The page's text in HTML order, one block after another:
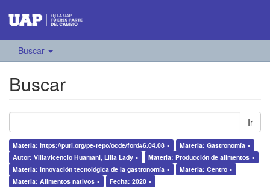
Buscar
Buscar
Ir
Materia: https://purl.org/pe-repo/ocde/ford#6.04.08 ×
Materia: Gastronomía ×
Autor: Villavicencio Huamani, Lilia Lady ×
Materia: Producción de alimentos ×
Materia: Innovación tecnológica de la gastronomía ×
Materia: Centro ×
Materia: Alimentos nativos ×
Fecha: 2020 ×